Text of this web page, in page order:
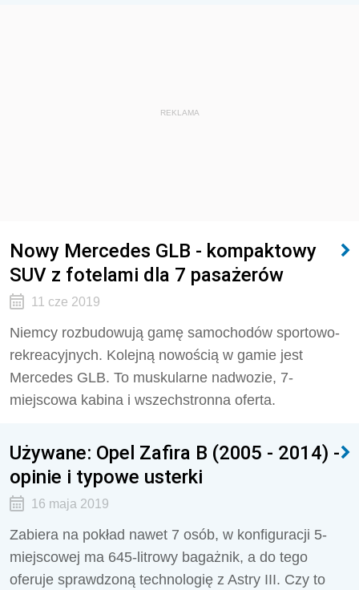
REKLAMA
Nowy Mercedes GLB - kompaktowy
SUV z fotelami dla 7 pasażerów
11 cze 2019
Niemcy rozbudowują gamę samochodów sportowo-
rekreacyjnych. Kolejną nowością w gamie jest
Mercedes GLB. To muskularne nadwozie, 7-
miejscowa kabina i wszechstronna oferta.
Używane: Opel Zafira B (2005 - 2014) -
opinie i typowe usterki
16 maja 2019
Zabiera na pokład nawet 7 osób, w konfiguracji 5-
miejscowej ma 645-litrowy bagażnik, a do tego
oferuje sprawdzoną technologię z Astry III. Czy to